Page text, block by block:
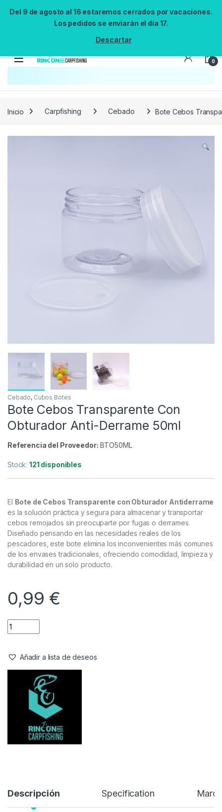
Del 9 de agosto al 16 estaremos cerrados por vacaciones.
Los pedidos se enviarán el día 17.
Descartar
0
No se pudo cargar el widget de búsqueda.
Cebado,Cubos Botes
Bote Cebos Transparente Con
Obturador Anti-Derrame 50ml
Referencia del Proveedor:BTO50ML
ElBote de Cebos Transparente con Obturador Antiderrame
es la solución práctica y segura para almacenar y transportar
Diseñado pensando en las necesidades reales de los
de los envases tradicionales, ofreciendo comodidad, limpieza y
durabilidad en un solo producto.
0,99€